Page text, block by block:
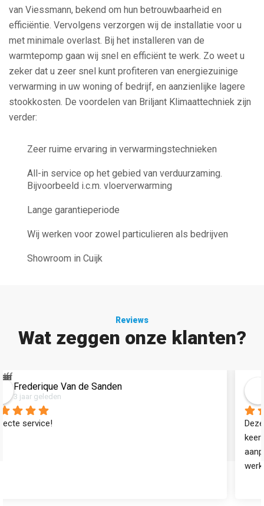
van Viessmann, bekend om hun betrouwbaarheid en
efficiëntie. Vervolgens verzorgen wij de installatie voor u
met minimale overlast. Bij het installeren van de
warmtepomp gaan wij snel en efficiënt te werk. Zo weet u
zeker dat u zeer snel kunt profiteren van energiezuinige
verwarming in uw woning of bedrijf, en aanzienlijke lagere
stookkosten. De voordelen van Briljant Klimaattechniek zijn
verder:
Zeer ruime ervaring in verwarmingstechnieken
All-in service op het gebied van verduurzaming.
Bijvoorbeeld i.c.m. vloerverwarming
Lange garantieperiode
Wij werken voor zowel particulieren als bedrijven
Showroom in Cuijk
Reviews
Wat zeggen onze klanten?
Kevin Van Grunsven
3 jaar geleden
Deze mannen waren er al ruim op tijd. Hebben alles nog een